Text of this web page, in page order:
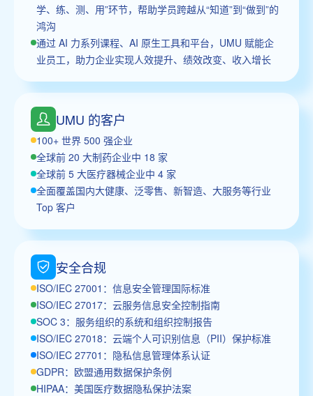
学、练、测、用”环节，帮助学员跨越从“知道”到“做到”的
鸿沟
通过 AI 力系列课程、AI 原生工具和平台，UMU 赋能企
业员工，助力企业实现人效提升、绩效改变、收入增长
UMU 的客户
100+ 世界 500 强企业
全球前 20 大制药企业中 18 家
全球前 5 大医疗器械企业中 4 家
全面覆盖国内大健康、泛零售、新智造、大服务等行业
Top 客户
安全合规
ISO/IEC 27001：信息安全管理国际标准
ISO/IEC 27017：云服务信息安全控制指南
SOC 3：服务组织的系统和组织控制报告
ISO/IEC 27018：云端个人可识别信息（PII）保护标准
ISO/IEC 27701：隐私信息管理体系认证
GDPR：欧盟通用数据保护条例
HIPAA：美国医疗数据隐私保护法案